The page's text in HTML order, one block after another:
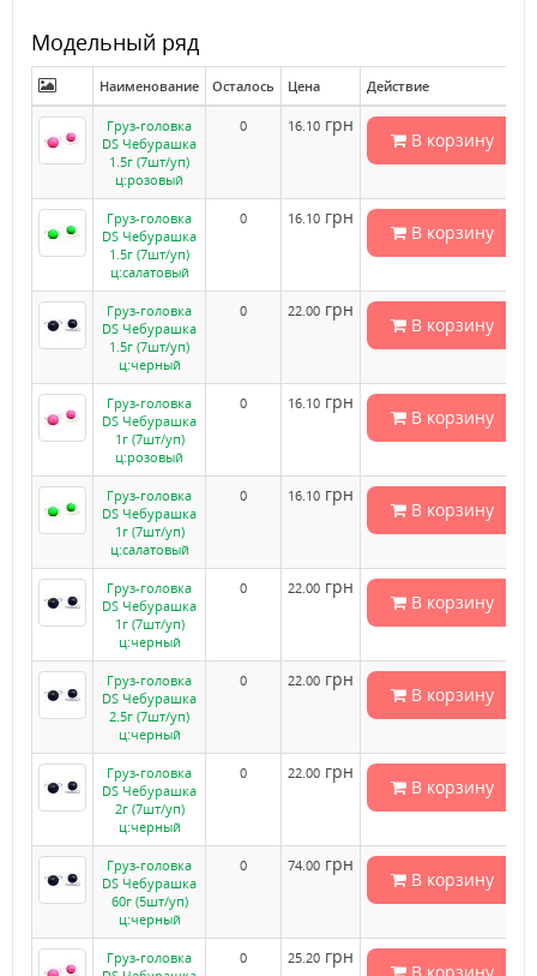
Модельный ряд
Наименование Осталось Цена Действие
Груз-головка
DS Чебурашка
1.5г (7шт/уп)
ц:розовый
0 16.10 грн
В корзину
Груз-головка
DS Чебурашка
1.5г (7шт/уп)
ц:салатовый
0 16.10 грн
В корзину
Груз-головка
DS Чебурашка
1.5г (7шт/уп)
ц:черный
0 22.00 грн
В корзину
Груз-головка
DS Чебурашка
1г (7шт/уп)
ц:розовый
0 16.10 грн
В корзину
Груз-головка
DS Чебурашка
1г (7шт/уп)
ц:салатовый
0 16.10 грн
В корзину
Груз-головка
DS Чебурашка
1г (7шт/уп)
ц:черный
0 22.00 грн
В корзину
Груз-головка
DS Чебурашка
2.5г (7шт/уп)
ц:черный
0 22.00 грн
В корзину
Груз-головка
DS Чебурашка
2г (7шт/уп)
ц:черный
0 22.00 грн
В корзину
Груз-головка
DS Чебурашка
60г (5шт/уп)
ц:черный
0 74.00 грн
В корзину
Груз-головка
0 25.20 грн